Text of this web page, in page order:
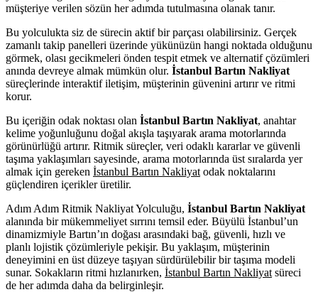
müşteriye verilen sözün her adımda tutulmasına olanak tanır.
Bu yolculukta siz de sürecin aktif bir parçası olabilirsiniz. Gerçek
zamanlı takip panelleri üzerinde yükünüzün hangi noktada olduğunu
görmek, olası gecikmeleri önden tespit etmek ve alternatif çözümleri
anında devreye almak mümkün olur. İstanbul Bartın Nakliyat
süreçlerinde interaktif iletişim, müşterinin güvenini artırır ve ritmi
korur.
Bu içeriğin odak noktası olan İstanbul Bartın Nakliyat, anahtar
kelime yoğunluğunu doğal akışla taşıyarak arama motorlarında
görünürlüğü artırır. Ritmik süreçler, veri odaklı kararlar ve güvenli
taşıma yaklaşımları sayesinde, arama motorlarında üst sıralarda yer
almak için gereken İstanbul Bartın Nakliyat odak noktalarını
güçlendiren içerikler üretilir.
Adım Adım Ritmik Nakliyat Yolculuğu, İstanbul Bartın Nakliyat
alanında bir mükemmeliyet sırrını temsil eder. Büyülü İstanbul’un
dinamizmiyle Bartın’ın doğası arasındaki bağ, güvenli, hızlı ve
planlı lojistik çözümleriyle pekişir. Bu yaklaşım, müşterinin
deneyimini en üst düzeye taşıyan sürdürülebilir bir taşıma modeli
sunar. Sokakların ritmi hızlanırken, İstanbul Bartın Nakliyat süreci
de her adımda daha da belirginleşir.